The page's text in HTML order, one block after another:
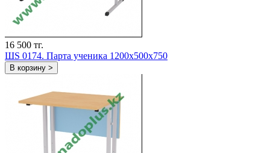
16 500 тг.
ШS 0174. Парта ученика 1200х500х750
В корзину >